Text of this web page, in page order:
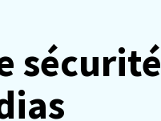
sécurité